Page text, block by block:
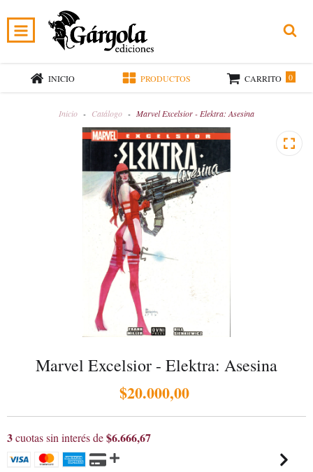
INICIO PRODUCTOS CARRITO 0
Inicio - Catálogo - Marvel Excelsior - Elektra: Asesina
Marvel Excelsior - Elektra: Asesina
$20.000,00
3cuotas sin interés de$6.666,67